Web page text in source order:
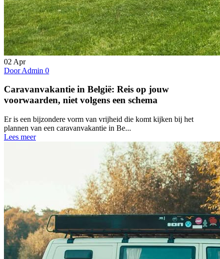
02 Apr
Door Admin 0
Caravanvakantie in België: Reis op jouw
voorwaarden, niet volgens een schema
Er is een bijzondere vorm van vrijheid die komt kijken bij het
plannen van een caravanvakantie in Be...
Lees meer